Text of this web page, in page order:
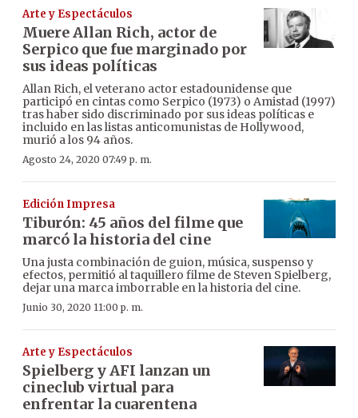
Arte y Espectáculos
Muere Allan Rich, actor de
Serpico que fue marginado por
sus ideas políticas
Allan Rich, el veterano actor estadounidense que
participó en cintas como Serpico (1973) o Amistad (1997)
tras haber sido discriminado por sus ideas políticas e
incluido en las listas anticomunistas de Hollywood,
murió a los 94 años.
Agosto 24, 2020 07:49 p. m.
Edición Impresa
Tiburón: 45 años del filme que
marcó la historia del cine
Una justa combinación de guion, música, suspenso y
efectos, permitió al taquillero filme de Steven Spielberg,
dejar una marca imborrable en la historia del cine.
Junio 30, 2020 11:00 p. m.
Arte y Espectáculos
Spielberg y AFI lanzan un
cineclub virtual para
enfrentar la cuarentena